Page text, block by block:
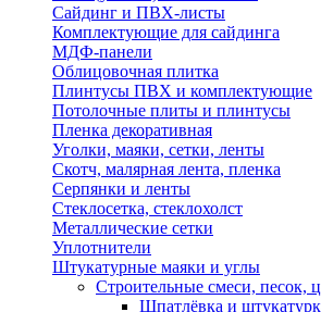
Сайдинг и ПВХ-листы
Комплектующие для сайдинга
МДФ-панели
Облицовочная плитка
Плинтусы ПВХ и комплектующие
Потолочные плиты и плинтусы
Пленка декоративная
Уголки, маяки, сетки, ленты
Скотч, малярная лента, пленка
Серпянки и ленты
Стеклосетка, стеклохолст
Металлические сетки
Уплотнители
Штукатурные маяки и углы
Строительные смеси, песок,
Шпатлёвка и